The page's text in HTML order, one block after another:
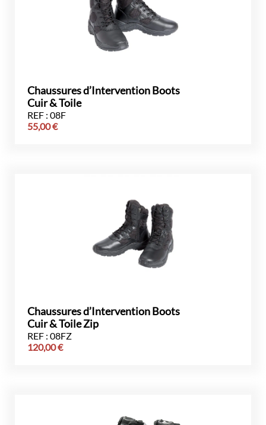
Chaussures d’Intervention Boots
Cuir & Toile
REF : 08F
55,00€
Chaussures d’Intervention Boots
Cuir & Toile Zip
REF : 08FZ
120,00€